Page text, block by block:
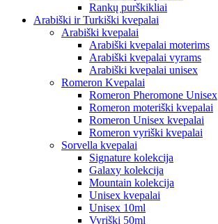
Rankų purškikliai
Arabiški ir Turkiški kvepalai
Arabiški kvepalai
Arabiški kvepalai moterims
Arabiški kvepalai vyrams
Arabiški kvepalai unisex
Romeron Kvepalai
Romeron Pheromone Unisex
Romeron moteriški kvepalai
Romeron Unisex kvepalai
Romeron vyriški kvepalai
Sorvella kvepalai
Signature kolekcija
Galaxy kolekcija
Mountain kolekcija
Unisex kvepalai
Unisex 10ml
Vyriški 50ml